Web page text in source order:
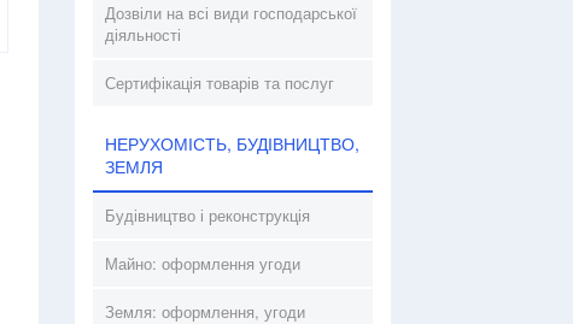
Дозвіли на всі види господарської
діяльності
Сертифікація товарів та послуг
НЕРУХОМІСТЬ, БУДІВНИЦТВО,
ЗЕМЛЯ
Будівництво і реконструкція
Майно: оформлення угоди
Земля: оформлення, угоди